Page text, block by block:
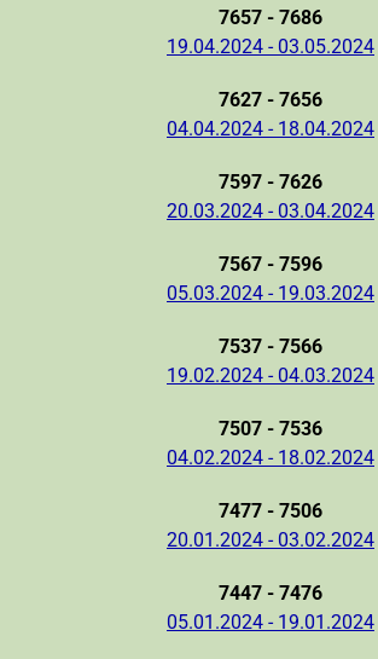
7657 - 7686
19.04.2024 - 03.05.2024
7627 - 7656
04.04.2024 - 18.04.2024
7597 - 7626
20.03.2024 - 03.04.2024
7567 - 7596
05.03.2024 - 19.03.2024
7537 - 7566
19.02.2024 - 04.03.2024
7507 - 7536
04.02.2024 - 18.02.2024
7477 - 7506
20.01.2024 - 03.02.2024
7447 - 7476
05.01.2024 - 19.01.2024